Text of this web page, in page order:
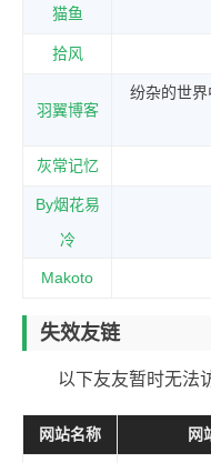
猫鱼
拾风
羽翼博客
纷杂的世
灰常记忆
By烟花易
冷
Makoto
失效友链
以下友友暂时无法
网站名称 网